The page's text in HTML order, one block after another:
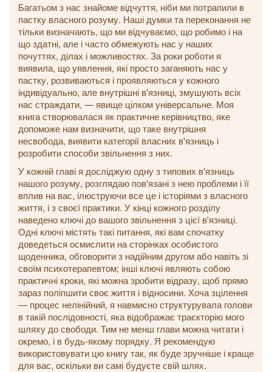
Багатьом з нас знайоме відчуття, ніби ми потрапили в
пастку власного розуму. Наші думки та переконання не
тільки визначають, що ми відчуваємо, що робимо і на
що здатні, але і часто обмежують нас у наших
почуттях, ділах і можливостях. За роки роботи я
виявила, що уявлення, які просто заганяють нас у
пастку, розвиваються і проявляються у кожного
індивідуально, але внутрішні в'язниці, змушують всіх
нас страждати, — явище цілком універсальне. Моя
книга створювалася як практичне керівництво, яке
допоможе нам визначити, що таке внутрішня
несвобода, виявити категорії власних в'язниць і
розробити способи звільнення з них.
У кожній главі я досліджую одну з типових в'язниць
нашого розуму, розглядаю пов'язані з нею проблеми і її
вплив на вас, ілюструючи все це і історіями з власного
життя, і з своєї практики. У кінці кожного розділу
наведено ключі до вашого звільнення з цієї в'язниці.
Одні ключі містять такі питання, які вам спочатку
доведеться осмислити на сторінках особистого
щоденника, обговорити з надійним другом або навіть зі
своїм психотерапевтом; інші ключі являють собою
практичні кроки, які можна зробити відразу, щоб прямо
зараз поліпшити своє життя і відносини. Хоча зцілення
— процес нелінійний, я навмисно структурувала голови
в такій послідовності, яка відображає траєкторію мого
шляху до свободи. Тим не менш глави можна читати і
окремо, і в будь-якому порядку. Я рекомендую
використовувати цю книгу так, як буде зручніше і краще
для вас, оскільки ви самі будуєте свій шлях.